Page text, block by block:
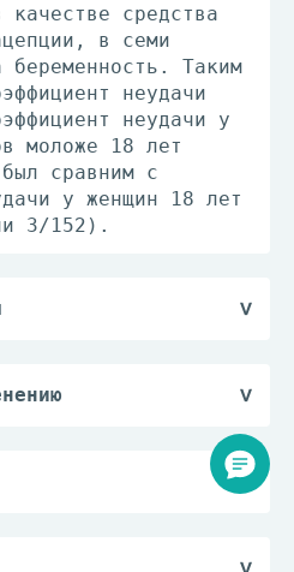
качестве средства
в семи
беременность. Таким
неудачи
неудачи у
моложе 18 лет
сравним с
у женщин 18 лет
3/152).
в любой
исключить
в возрасте от 16
(посткоитальной)
72 часов после